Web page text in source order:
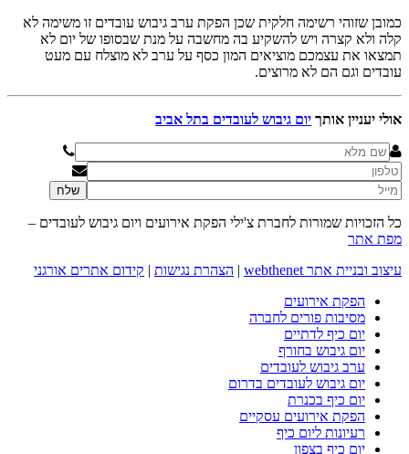
כמובן שזוהי רשימה חלקית שכן הפקת ערב גיבוש עובדים זו משימה לא
קלה ולא קצרה ויש להשקיע בה מחשבה על מנת שבסופו של יום לא
תמצאו את עצמכם מוציאים המון כסף על ערב לא מוצלח עם מעט
עובדים וגם הם לא מרוצים.
אולי יעניין אותך יום גיבוש לעובדים בתל אביב
כל הזכויות שמורות לחברת צ'ילי הפקת אירועים ויום גיבוש לעובדים –
מפת אתר
עיצוב ובניית אתר webthenet
| הצהרת נגישות | קידום אתרים אורגני
הפקת אירועים
מסיבות פורים לחברה
יום כיף לדתיים
יום גיבוש בחורף
ערב גיבוש לעובדים
יום גיבוש לעובדים בדרום
יום כיף בכנרת
הפקת אירועים עסקיים
רעיונות ליום כיף
יום כיף בצפון